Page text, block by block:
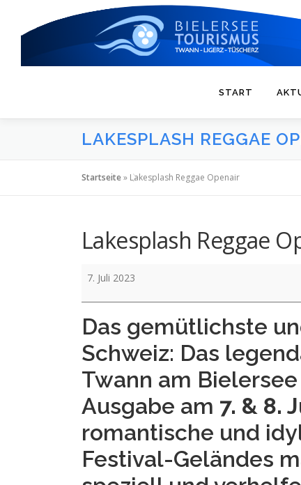
springen
START
LAKESPLASH REGGAE
Startseite» Lakesplash Reggae Openair
Lakesplash Reggae
Lakesplash
Reggae
Openair
7. Juli 2023
Das gemütlichste
Schweiz: Das
Twann am
Ausgabe am 7. & 8.
romantische und
Festival-Geländes